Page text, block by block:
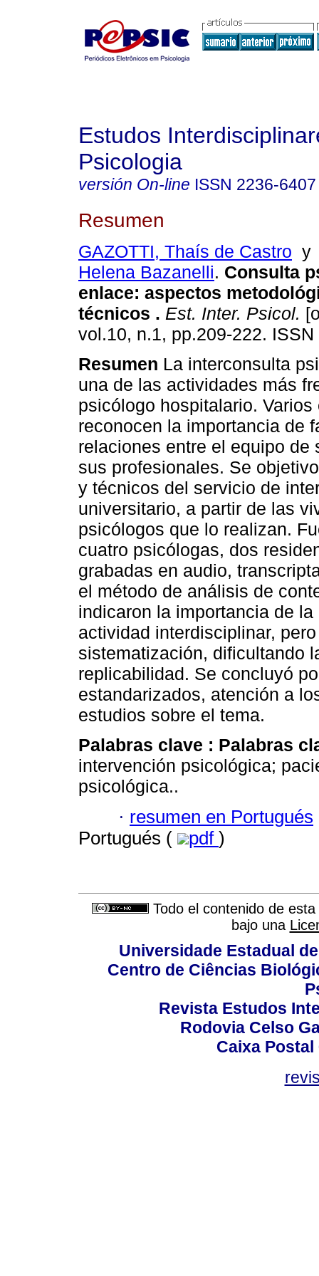
Estudos
Psicologia
versión On-line ISSN 2236-6407
Resumen
GAZOTTI, Thaís de Castro
Helena Bazanelli. Consulta
enlace: aspectos
técnicos . Est. Inter. Psicol.
vol.10, n.1, pp.209-222.
Resumen La interconsulta
una de las actividades más
psicólogo hospitalario. Varios
reconocen la importancia de
relaciones entre el equipo
sus profesionales. Se
y técnicos del servicio de
universitario, a partir de las
psicólogos que lo realizan.
cuatro psicólogas, dos
grabadas en audio,
el método de análisis de
indicaron la importancia de
actividad interdisciplinar,
sistematización, dificultando
replicabilidad. Se concluyó
estandarizados, atención a
estudios sobre el tema.
Palabras clave : Palabras
intervención psicológica;
psicológica..
· resumen en Portugués
Portugués (
pdf )
Todo el contenido de
bajo una
Universidade Estadual
Centro de Ciências
Revista Estudos
Rodovia Celso
Caixa Postal